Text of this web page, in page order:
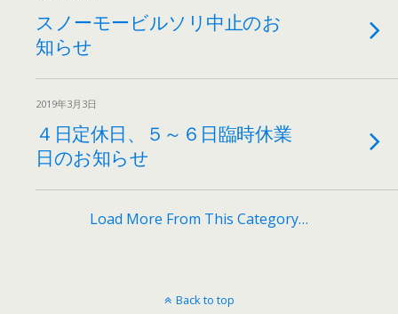
スノーモービルソリ中止のお
知らせ
2019年3月3日
４日定休日、５～６日臨時休業
日のお知らせ
Load More From This Category…
Back to top